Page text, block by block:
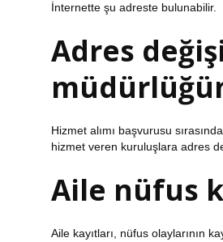
İnternette şu adreste bulunabilir.
Adres
Hizmet alımı başvurusu
hizmet veren kuruluşlara adres
Aile nüfus
Aile kayıtları, nüfus olaylarının